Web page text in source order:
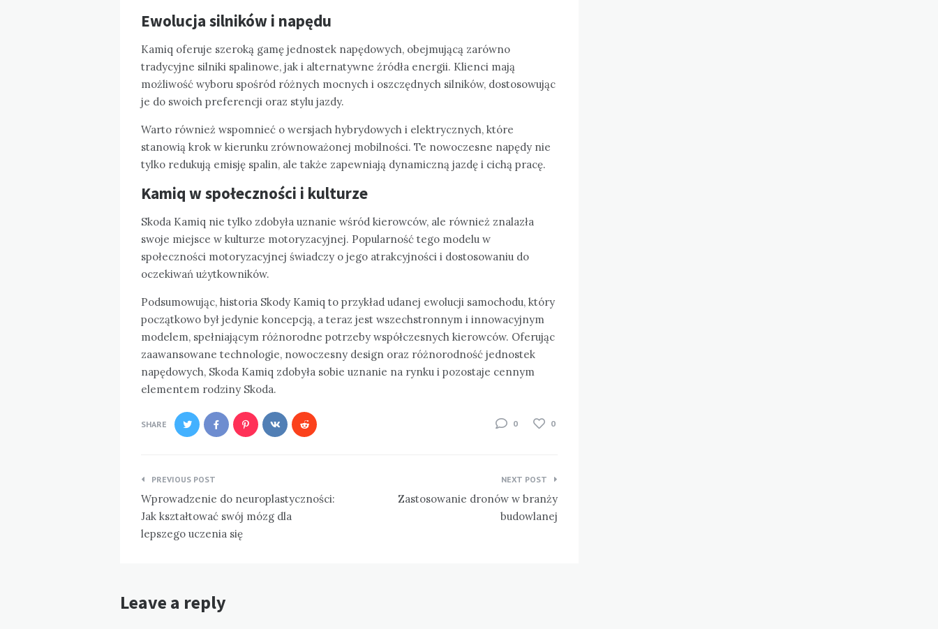
Ewolucja silników i napędu
Kamiq oferuje szeroką gamę jednostek napędowych, obejmującą zarówno
tradycyjne silniki spalinowe, jak i alternatywne źródła energii. Klienci mają
możliwość wyboru spośród różnych mocnych i oszczędnych silników, dostosowując
je do swoich preferencji oraz stylu jazdy.
Warto również wspomnieć o wersjach hybrydowych i elektrycznych, które
stanowią krok w kierunku zrównoważonej mobilności. Te nowoczesne napędy nie
tylko redukują emisję spalin, ale także zapewniają dynamiczną jazdę i cichą pracę.
Kamiq w społeczności i kulturze
Skoda Kamiq nie tylko zdobyła uznanie wśród kierowców, ale również znalazła
swoje miejsce w kulturze motoryzacyjnej. Popularność tego modelu w
społeczności motoryzacyjnej świadczy o jego atrakcyjności i dostosowaniu do
oczekiwań użytkowników.
Podsumowując, historia Skody Kamiq to przykład udanej ewolucji samochodu, który
początkowo był jedynie koncepcją, a teraz jest wszechstronnym i innowacyjnym
modelem, spełniającym różnorodne potrzeby współczesnych kierowców. Oferując
zaawansowane technologie, nowoczesny design oraz różnorodność jednostek
napędowych, Skoda Kamiq zdobyła sobie uznanie na rynku i pozostaje cennym
elementem rodziny Skoda.
SHARE 0 0
Nawigacja
wpisu
PREVIOUS POST
Wprowadzenie do neuroplastyczności:
Jak kształtować swój mózg dla
lepszego uczenia się
NEXT POST
Zastosowanie dronów w branży
budowlanej
Leave a reply